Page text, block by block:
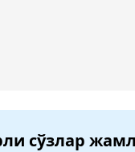
сўзлар